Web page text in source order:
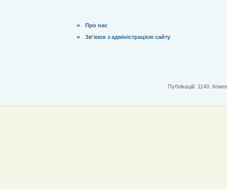
Про нас
Зв'язок з адміністрацією сайту
Публікацій: 1140.